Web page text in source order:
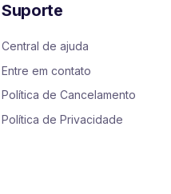
Suporte
Central de ajuda
Entre em contato
Política de Cancelamento
Política de Privacidade